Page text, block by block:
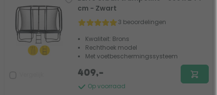
cm - Zwart
3 beoordelingen
Kwaliteit: Brons
Rechthoek model
Met voetbeschermingssysteem
Op voorraad
409,-